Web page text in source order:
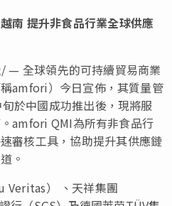
南 提升非食品行業全球供應
— 全球領先的可持續貿易商業
amfori）今日宣佈，其質量管
於中國成功推出後，現將服
amfori QMI為所有非食品行
審核工具，協助提升其供應鏈
。
Veritas） 、天祥集團